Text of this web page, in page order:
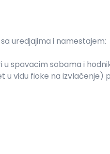
uredjajima i namestajem:
spavacim sobama i
u vidu fioke na izvlačenje)